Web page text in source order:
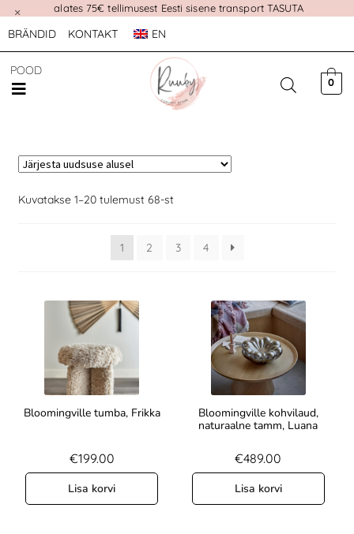
alates 75€ tellimusest Eesti sisene transport TASUTA
×
BRÄNDID KONTAKT EN
POOD
0
Kuvatakse 1–20 tulemust 68-st
1 2 3 4
Bloomingville tumba, Frikka
€199.00
Lisa korvi
Bloomingville kohvilaud,
naturaalne tamm, Luana
€489.00
Lisa korvi